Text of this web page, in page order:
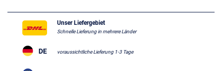
Unser Liefergebiet
Schnelle Lieferung in mehrere Länder
voraussichtliche Lieferung 1-3 Tage